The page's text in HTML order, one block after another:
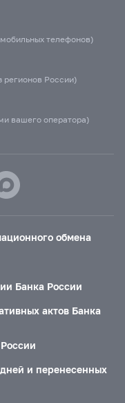
телефонов)
регионов России)
вашего оператора)
обмена
Банка России
актов Банка
и перенесенных